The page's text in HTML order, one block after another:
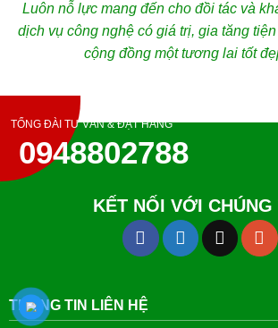
Luôn nỗ lực mang đến cho đồi tác và
dịch vụ công nghệ có giá trị, gia tăng
cộng đồng một tương lai tốt
TỔNG ĐÀI TƯ VẤN & ĐẶT HÀNG
0948802788
KẾT NỐI VỚI CHÚNG
THÔNG TIN LIÊN HỆ